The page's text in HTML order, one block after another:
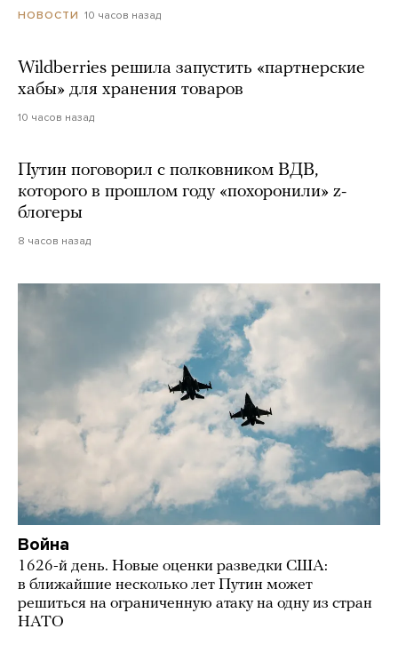
НОВОСТИ 10 часов назад
Wildberries решила запустить «партнерские
хабы» для хранения товаров
10 часов назад
Путин поговорил с полковником ВДВ,
которого в прошлом году «похоронили» z-
блогеры
8 часов назад
Война
1626-й день. Новые оценки разведки США:
в ближайшие несколько лет Путин может
решиться на ограниченную атаку на одну из стран
НАТО